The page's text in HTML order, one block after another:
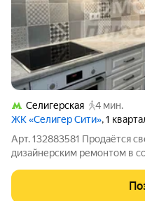
Селигерская
4 мин.
ЖК «Селигер Сити», 1
Арт. 132883581 Продаётся
дизайнерским ремонтом в
«распашонка», благодаря
стороны и в квартире всегда